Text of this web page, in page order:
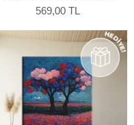
Tablo
569,00 TL